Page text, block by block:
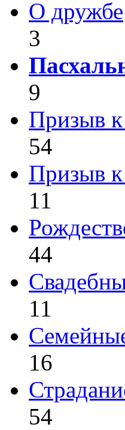
О дружбе
3
9
Призыв
54
Призыв
11
44
11
16
54